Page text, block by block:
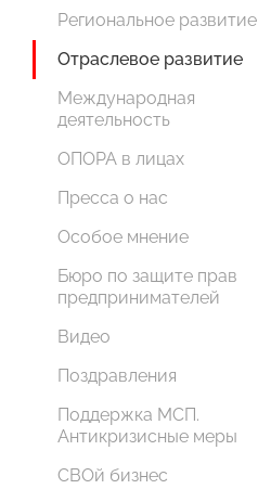
Региональное развитие
Отраслевое развитие
Международная
деятельность
ОПОРА в лицах
Пресса о нас
Особое мнение
Бюро по защите прав
предпринимателей
Видео
Поздравления
Поддержка МСП.
Антикризисные меры
СВОй бизнес